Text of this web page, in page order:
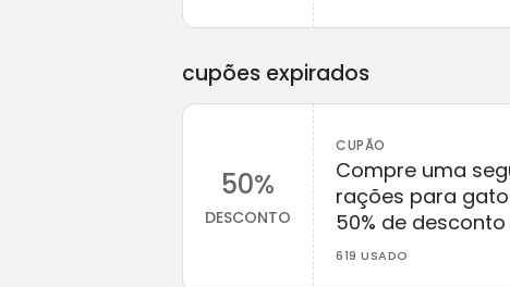
cupões expirados
50%
DESCONTO
CUPÃO
Compre uma
rações para
50% de
619 USADO